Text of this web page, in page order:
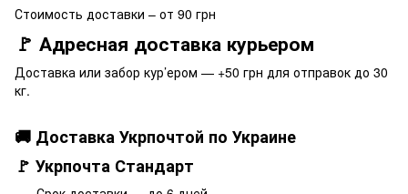
Стоимость доставки – от 90 грн
🚩 Адресная доставка курьером
Доставка или забор кур’ером — +50 грн для отправок до 30
кг.
🚚 Доставка Укрпочтой по Украине
🚩 Укрпочта Стандарт